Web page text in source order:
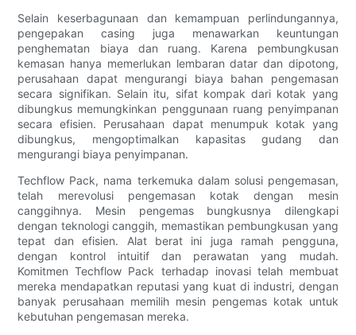
Selain keserbagunaan dan kemampuan perlindungannya,
pengepakan casing juga menawarkan keuntungan
penghematan biaya dan ruang. Karena pembungkusan
kemasan hanya memerlukan lembaran datar dan dipotong,
perusahaan dapat mengurangi biaya bahan pengemasan
secara signifikan. Selain itu, sifat kompak dari kotak yang
dibungkus memungkinkan penggunaan ruang penyimpanan
secara efisien. Perusahaan dapat menumpuk kotak yang
dibungkus, mengoptimalkan kapasitas gudang dan
mengurangi biaya penyimpanan.
Techflow Pack, nama terkemuka dalam solusi pengemasan,
telah merevolusi pengemasan kotak dengan mesin
canggihnya. Mesin pengemas bungkusnya dilengkapi
dengan teknologi canggih, memastikan pembungkusan yang
tepat dan efisien. Alat berat ini juga ramah pengguna,
dengan kontrol intuitif dan perawatan yang mudah.
Komitmen Techflow Pack terhadap inovasi telah membuat
mereka mendapatkan reputasi yang kuat di industri, dengan
banyak perusahaan memilih mesin pengemas kotak untuk
kebutuhan pengemasan mereka.